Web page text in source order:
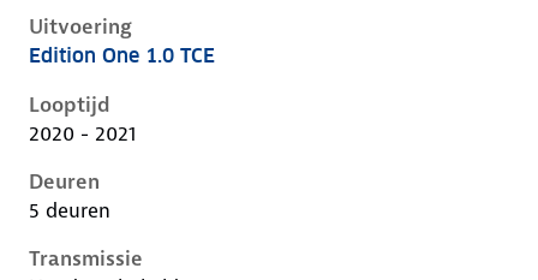
Uitvoering
Renault Captur ii, 1.0 tce, 67 kW, Benzine, 5 deuren
Edition One 1.0 TCE
Looptijd
2020 - 2021
Deuren
5 deuren
Transmissie